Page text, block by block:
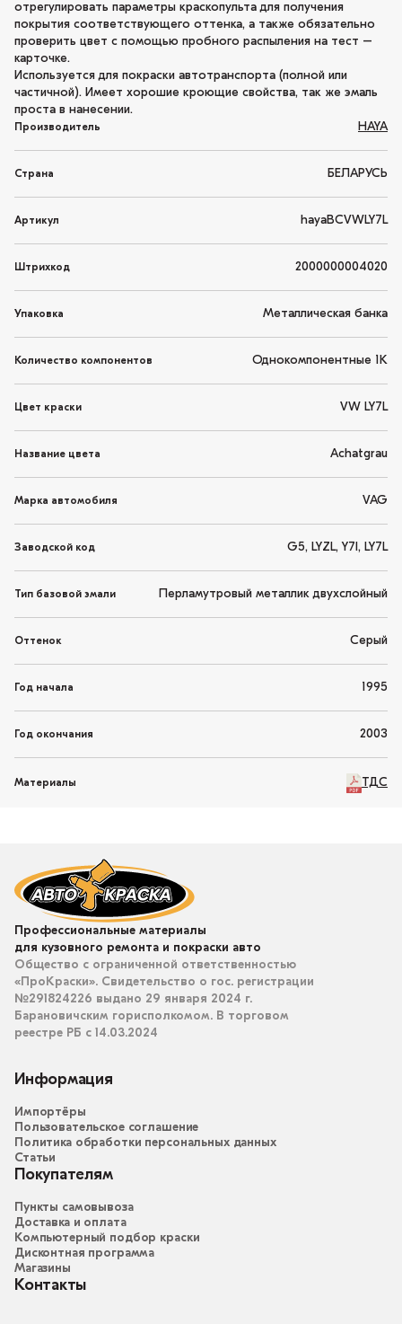
отрегулировать параметры краскопульта для получения
покрытия соответствующего оттенка, а также обязательно
проверить цвет с помощью пробного распыления на тест –
карточке.
Используется для покраски автотранспорта (полной или
частичной). Имеет хорошие кроющие свойства, так же эмаль
проста в нанесении.
Производитель HAYA
Страна БЕЛАРУСЬ
Артикул hayaBCVWLY7L
Штрихкод 2000000004020
Упаковка Металлическая банка
Количество компонентов Однокомпонентные 1K
Цвет краски VW LY7L
Название цвета Achatgrau
Марка автомобиля VAG
Заводской код G5, LYZL, Y7I, LY7L
Тип базовой эмали Перламутровый металлик двухслойный
Оттенок Серый
Год начала 1995
Год окончания 2003
Материалы ТДС
Профессиональные материалы
для кузовного ремонта и покраски авто
Общество с ограниченной ответственностью
«ПроКраски». Свидетельство о гос. регистрации
№291824226 выдано 29 января 2024 г.
Барановичским горисполкомом. В торговом
реестре РБ с 14.03.2024
Информация
Импортёры
Пользовательское соглашение
Политика обработки персональных данных
Статьи
Покупателям
Пункты самовывоза
Доставка и оплата
Компьютерный подбор краски
Дисконтная программа
Магазины
Контакты